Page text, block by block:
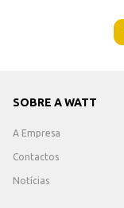
SOBRE A WATT
A Empresa
Contactos
Notícias